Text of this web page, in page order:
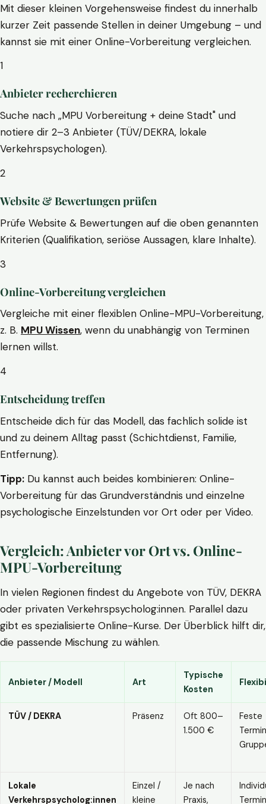
Mit dieser kleinen Vorgehensweise findest du innerhalb
kurzer Zeit passende Stellen in deiner Umgebung – und
kannst sie mit einer Online-Vorbereitung vergleichen.
1
Anbieter recherchieren
Suche nach „MPU Vorbereitung + deine Stadt" und
notiere dir 2–3 Anbieter (TÜV/DEKRA, lokale
Verkehrspsychologen).
2
Website & Bewertungen prüfen
Prüfe Website & Bewertungen auf die oben genannten
Kriterien (Qualifikation, seriöse Aussagen, klare Inhalte).
3
Online-Vorbereitung vergleichen
Vergleiche mit einer flexiblen Online-MPU-Vorbereitung,
z. B. MPU Wissen, wenn du unabhängig von Terminen
lernen willst.
4
Entscheidung treffen
Entscheide dich für das Modell, das fachlich solide ist
und zu deinem Alltag passt (Schichtdienst, Familie,
Entfernung).
Tipp: Du kannst auch beides kombinieren: Online-
Vorbereitung für das Grundverständnis und einzelne
psychologische Einzelstunden vor Ort oder per Video.
Vergleich: Anbieter vor Ort vs. Online-
MPU-Vorbereitung
In vielen Regionen findest du Angebote von TÜV, DEKRA
oder privaten Verkehrspsycholog:innen. Parallel dazu
gibt es spezialisierte Online-Kurse. Der Überblick hilft dir,
die passende Mischung zu wählen.
Anbieter / Modell Art
Typische
Kosten
TÜV / DEKRA Präsenz
Oft 800–
1.500 €
Feste
Lokale
Verkehrspsycholog:innen
Einzel /
kleine
Je nach
Praxis,